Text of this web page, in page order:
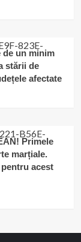
de un minim
stării de
afectate
Primele
marțiale.
acest